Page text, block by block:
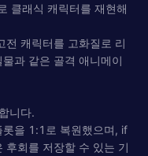
클래식 캐릭터를 재현해
전 캐릭터를 고화질로 리
과 같은 골격 애니메이
니다.
롯을 1:1로 복원했으며, if
후회를 저장할 수 있는 기